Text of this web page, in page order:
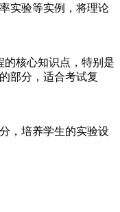
实验等实例，将理论
的核心知识点，特别是
部分，适合考试复
，培养学生的实验设